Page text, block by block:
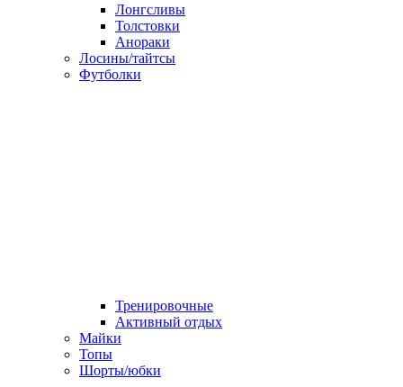
Лонгсливы
Толстовки
Анораки
Лосины/тайтсы
Футболки
Тренировочные
Активный отдых
Майки
Топы
Шорты/юбки